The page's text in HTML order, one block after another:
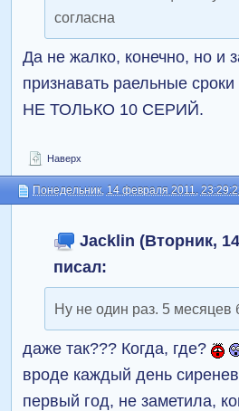
согласна
Да не жалко, конечно, но и
признавать раельные
НЕ ТОЛЬКО 10 СЕРИЙ.
Наверх
Понедельник, 14 февраля 2011,
Jacklin (Вторник,
писал:
Ну не один раз. 5
даже так??? Когда, где?
вроде каждый день
первый год, не заметила,